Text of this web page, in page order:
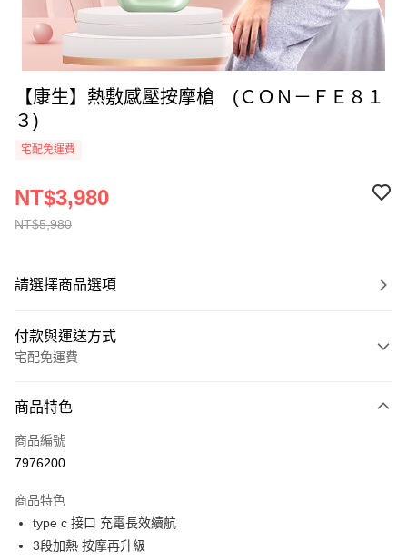
【康生】熱敷感壓按摩槍 (ＣＯＮ－ＦＥ８１
３)
宅配免運費
NT$5,980
NT$3,980
請選擇商品選項
付款與運送方式
宅配免運費
全家線上支付
運送方式
本島宅配-活動商品
免運費
離島宅配-常溫商品
商品特色
商品編號
7976200
商品特色
type c 接口 充電長效續航
3段加熱 按摩再升級